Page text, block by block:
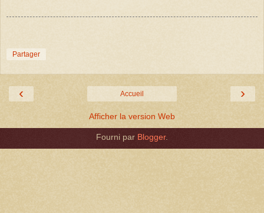
Partager
‹ ›
Accueil
Afficher la version Web
Fourni par Blogger.